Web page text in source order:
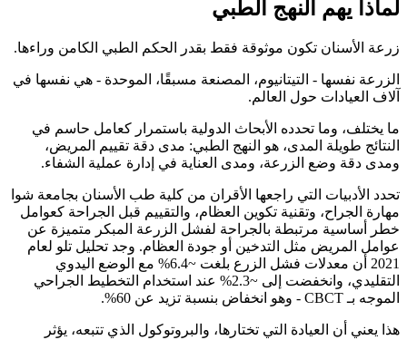
لماذا يهم النهج الطبي
زرعة الأسنان تكون موثوقة فقط بقدر الحكم الطبي الكامن وراءها.
الزرعة نفسها - التيتانيوم، المصنعة مسبقًا، الموحدة - هي نفسها في
آلاف العيادات حول العالم.
ما يختلف، وما تحدده الأبحاث الدولية باستمرار كعامل حاسم في
النتائج طويلة المدى، هو النهج الطبي: مدى دقة تقييم المريض،
ومدى دقة وضع الزرعة، ومدى العناية في إدارة عملية الشفاء.
تحدد الأدبيات التي راجعها الأقران من كلية طب الأسنان بجامعة شوا
مهارة الجراح، وتقنية تكوين العظام، والتقييم قبل الجراحة كعوامل
خطر أساسية مرتبطة بالجراحة لفشل الزرعة المبكر متميزة عن
عوامل المريض مثل التدخين أو جودة العظام. وجد تحليل تلو لعام
2021 أن معدلات فشل الزرع بلغت ~6.4% مع الوضع اليدوي
التقليدي، وانخفضت إلى ~2.3% عند استخدام التخطيط الجراحي
الموجه بـ CBCT - وهو انخفاض بنسبة تزيد عن 60%.
هذا يعني أن العيادة التي تختارها، والبروتوكول الذي تتبعه، يؤثر